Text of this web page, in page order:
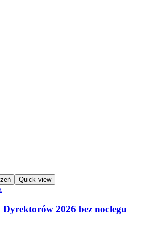
Quick view
Dyrektorów 2026 bez noclegu